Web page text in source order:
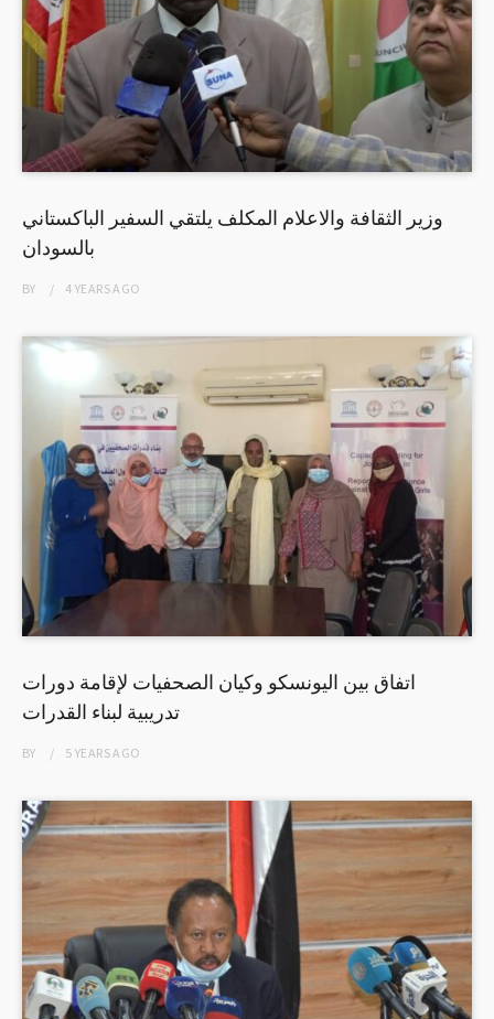
وزير الثقافة والاعلام المكلف يلتقي السفير الباكستاني
بالسودان
BY 4 YEARSAGO
اتفاق بين اليونسكو وكيان الصحفيات لإقامة دورات
تدريبية لبناء القدرات
BY 5 YEARSAGO